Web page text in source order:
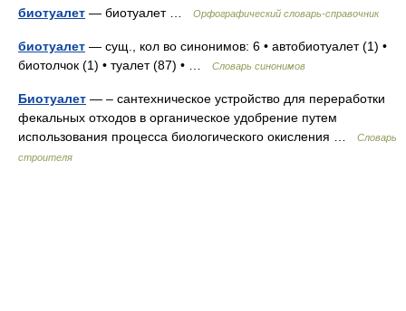
биотуалет — биотуалет … Орфографический словарь-справочник
биотуалет — сущ., кол во синонимов: 6 • автобиотуалет (1) •
биотолчок (1) • туалет (87) • …
Словарь синонимов
Биотуалет — – сантехническое устройство для переработки
фекальных отходов в органическое удобрение путем
использования процесса биологического окисления …
Словарь
строителя